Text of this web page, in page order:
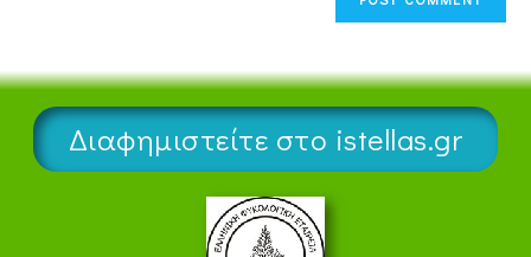
Διαφημιστείτε στο istellas.gr